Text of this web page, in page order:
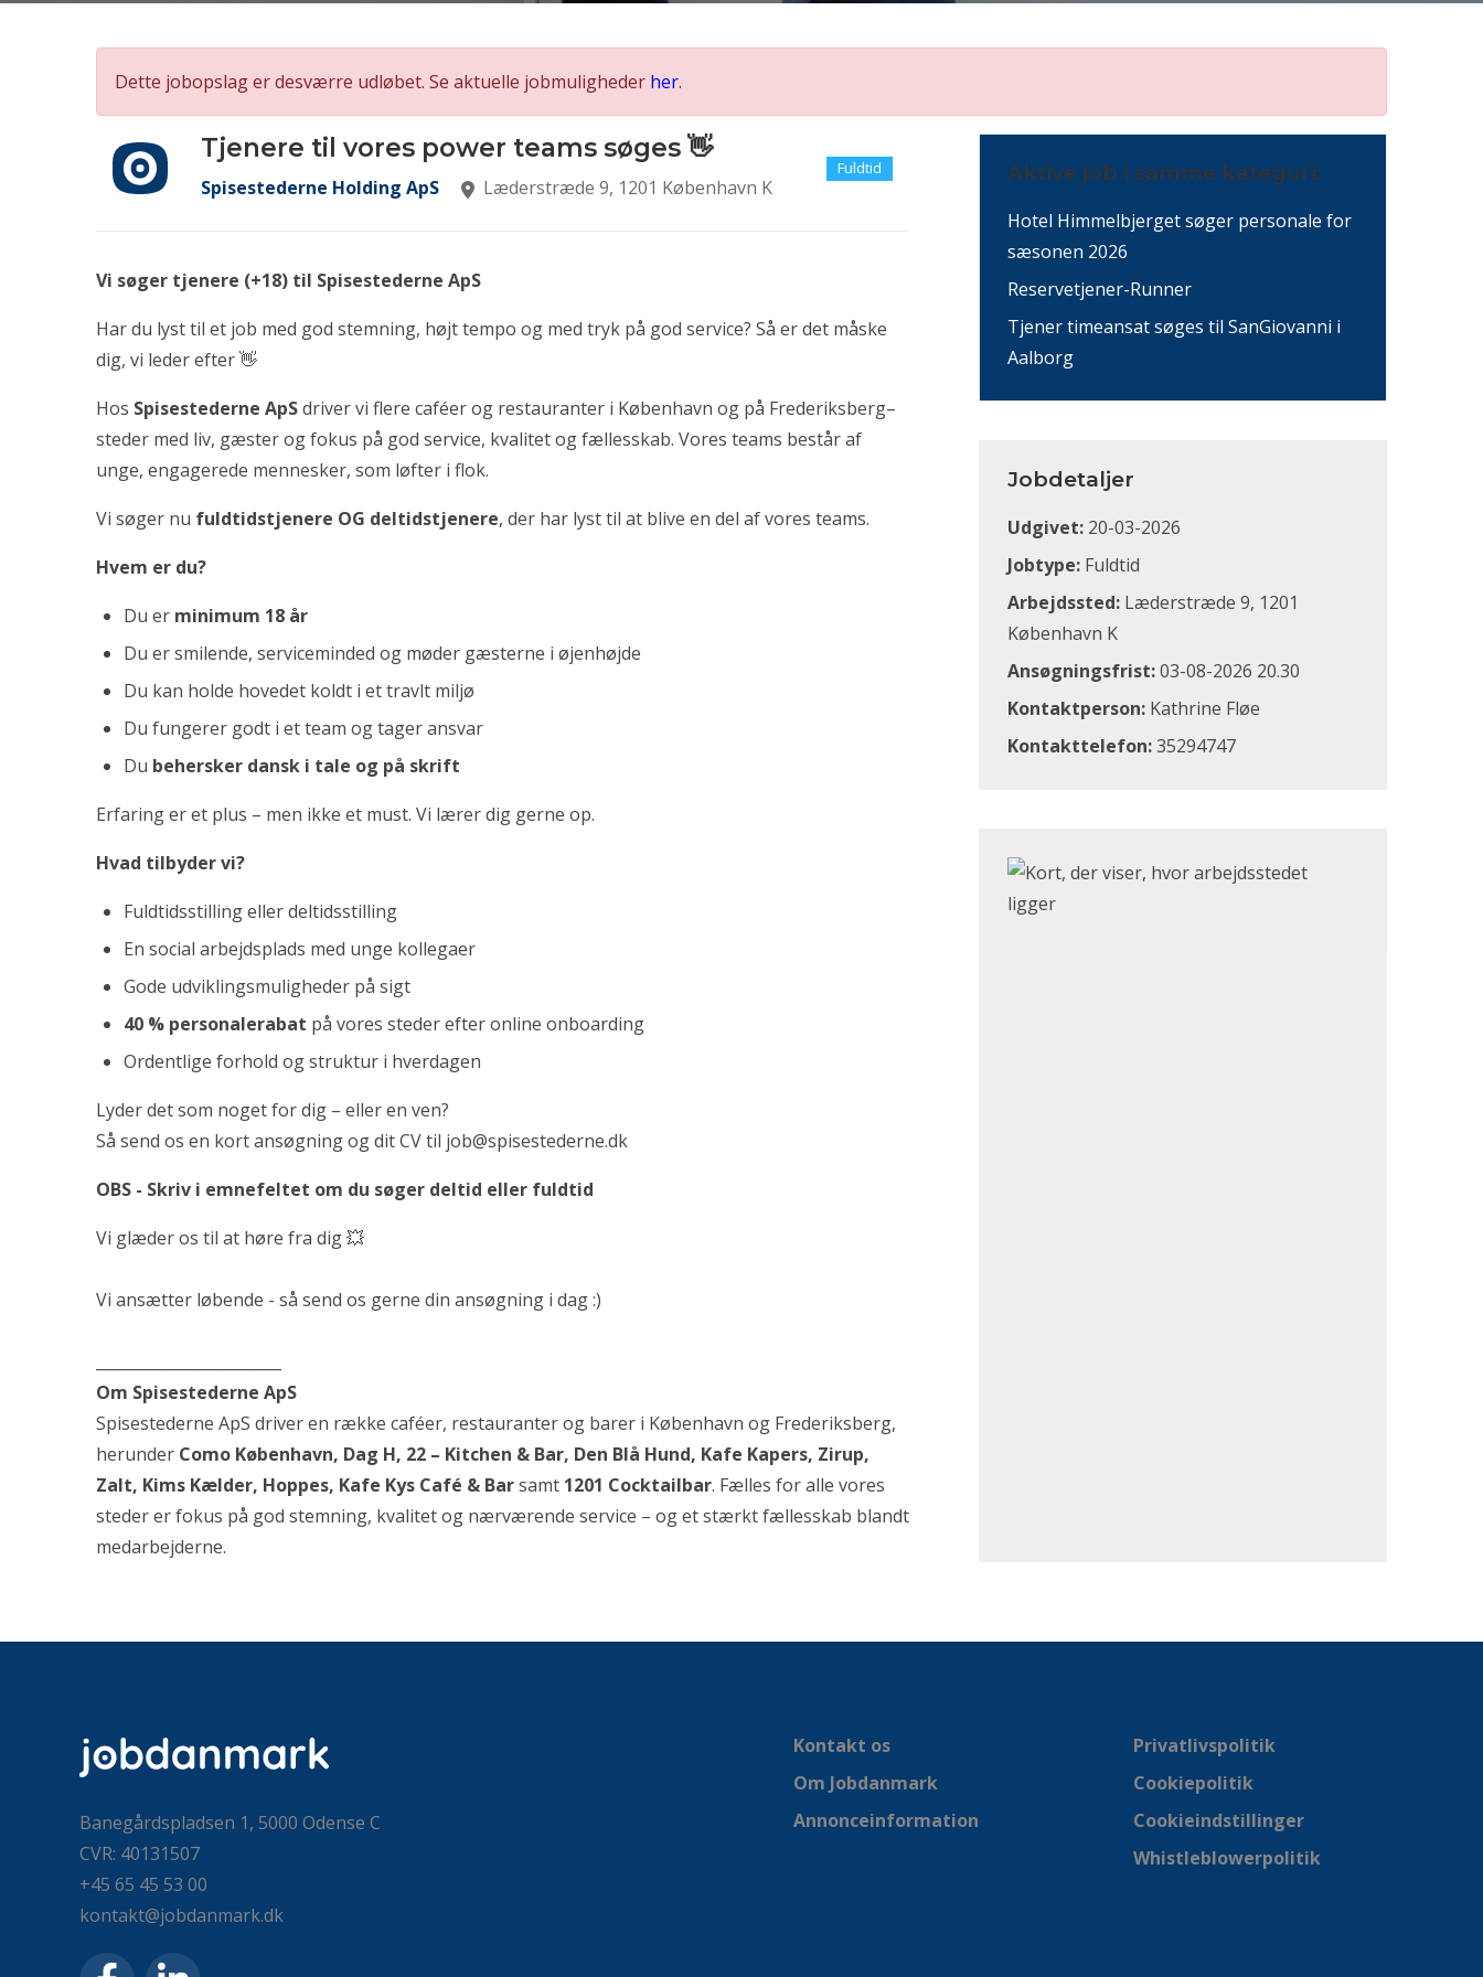
Dette jobopslag er desværre udløbet. Se aktuelle jobmuligheder her.
Fuldtid
Tjenere til vores power teams søges 👋
Spisestederne Holding ApS Læderstræde 9, 1201 København K
Vi søger tjenere (+18) til Spisestederne ApS
Har du lyst til et job med god stemning, højt tempo og med tryk på god service? Så er det måske
dig, vi leder efter 👋
Hos Spisestederne ApSdriver vi flere caféer og restauranter i København og på Frederiksberg–
steder med liv, gæster og fokus på god service, kvalitet og fællesskab. Vores teams består af
unge, engagerede mennesker, som løfter i flok.
Vi søger nu fuldtidstjenere OG deltidstjenere, der har lyst til at blive en del af vores teams.
Hvem er du?
Du er minimum 18 år
Du er smilende, serviceminded og møder gæsterne i øjenhøjde
Du kan holde hovedet koldt i et travlt miljø
Du fungerer godt i et team og tager ansvar
Du behersker dansk i tale og på skrift
Erfaring er et plus – men ikke et must. Vi lærer dig gerne op.
Hvad tilbyder vi?
Fuldtidsstilling eller deltidsstilling
En social arbejdsplads med unge kollegaer
Gode udviklingsmuligheder på sigt
40 % personalerabat på vores steder efter online onboarding
Ordentlige forhold og struktur i hverdagen
Lyder det som noget for dig – eller en ven?
Så send os en kort ansøgning og dit CV til job@spisestederne.dk
OBS - Skriv i emnefeltet om du søger deltid eller fuldtid
Vi glæder os til at høre fra dig 💥
Vi ansætter løbende - så send os gerne din ansøgning i dag :)
Om Spisestederne ApS
Spisestederne ApS driver en række caféer, restauranter og barer i København og Frederiksberg,
herunder Como København, Dag H, 22 – Kitchen & Bar, Den Blå Hund, Kafe Kapers, Zirup,
Zalt, Kims Kælder, Hoppes, Kafe Kys Café & Barsamt 1201 Cocktailbar. Fælles for alle vores
steder er fokus på god stemning, kvalitet og nærværende service – og et stærkt fællesskab blandt
medarbejderne.
Aktive job i samme kategori:
Hotel Himmelbjerget søger personale for
sæsonen 2026
Reservetjener-Runner
Tjener timeansat søges til SanGiovanni i
Aalborg
Jobdetaljer
Udgivet: 20-03-2026
Jobtype: Fuldtid
Arbejdssted: Læderstræde 9, 1201
København K
Ansøgningsfrist:03-08-2026 20.30
Kontaktperson: Kathrine Fløe
Kontakttelefon:35294747
Klik for at åbne Google Maps og se, hvor arbejdsstedet
Banegårdspladsen 1, 5000 Odense C
CVR: 40131507
+45 65 45 53 00
kontakt@jobdanmark.dk
Kontakt os
Om Jobdanmark
Annonceinformation
Privatlivspolitik
Cookiepolitik
Cookieindstillinger
Whistleblowerpolitik